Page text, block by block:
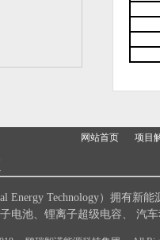
网站首页 项目
Energy Technology）拥有新
电池、锂离子超级电容、 汽